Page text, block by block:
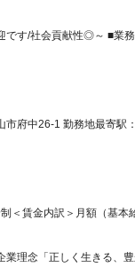
です/社会貢献性◎～ ■業
府中26-1 勤務地最寄駅
＜賃金内訳＞月額（基
業理念「正しく生きる、